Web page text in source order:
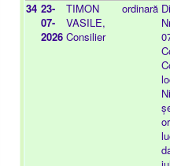
34 23-
07-
2026
TIMON
VASILE,
Consilier
ordinară